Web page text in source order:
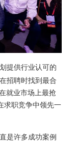
提供行业认可的
招聘时找到最合
就业市场上最抢
求职竞争中领先一
是许多成功案例